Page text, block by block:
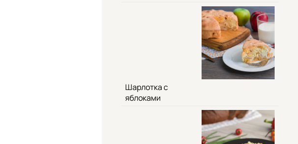
Шарлотка с
яблоками